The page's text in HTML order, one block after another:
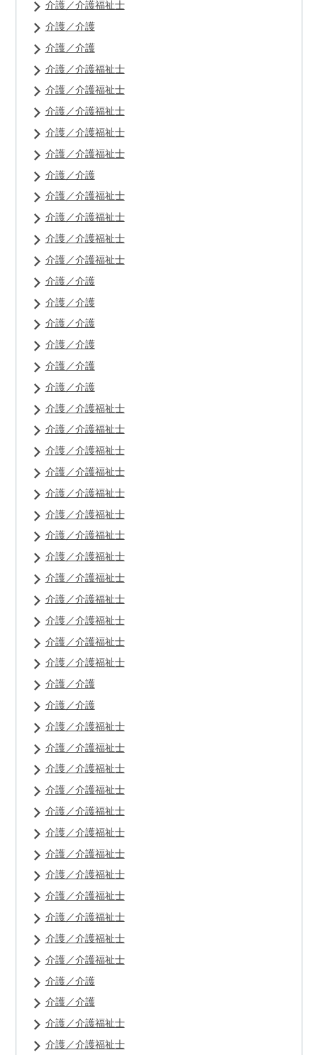
介護／介護福祉士
介護／介護
介護／介護
介護／介護福祉士
介護／介護福祉士
介護／介護福祉士
介護／介護福祉士
介護／介護福祉士
介護／介護
介護／介護福祉士
介護／介護福祉士
介護／介護福祉士
介護／介護福祉士
介護／介護
介護／介護
介護／介護
介護／介護
介護／介護
介護／介護
介護／介護福祉士
介護／介護福祉士
介護／介護福祉士
介護／介護福祉士
介護／介護福祉士
介護／介護福祉士
介護／介護福祉士
介護／介護福祉士
介護／介護福祉士
介護／介護福祉士
介護／介護福祉士
介護／介護福祉士
介護／介護福祉士
介護／介護
介護／介護
介護／介護福祉士
介護／介護福祉士
介護／介護福祉士
介護／介護福祉士
介護／介護福祉士
介護／介護福祉士
介護／介護福祉士
介護／介護福祉士
介護／介護福祉士
介護／介護福祉士
介護／介護福祉士
介護／介護福祉士
介護／介護
介護／介護
介護／介護福祉士
介護／介護福祉士